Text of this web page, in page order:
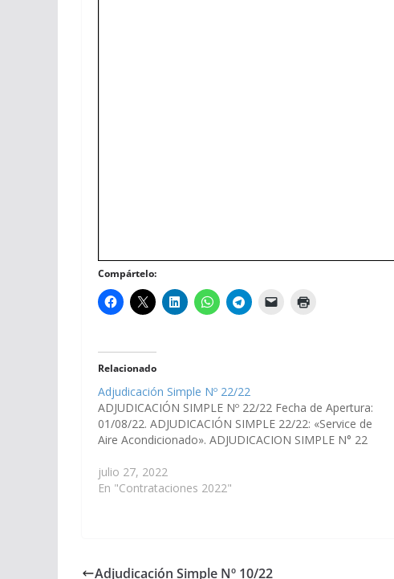
Compártelo:
Relacionado
Adjudicación Simple Nº 22/22
ADJUDICACIÓN SIMPLE Nº 22/22 Fecha de Apertura:
01/08/22. ADJUDICACIÓN SIMPLE 22/22: «Service de
Aire Acondicionado». ADJUDICACION SIMPLE N° 22
julio 27, 2022
En "Contrataciones 2022"
Adjudicación Simple Nº 10/22